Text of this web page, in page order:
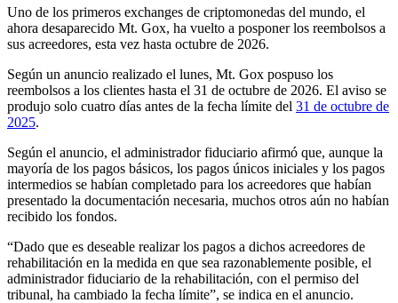
Uno de los primeros exchanges de criptomonedas del mundo, el
ahora desaparecido Mt. Gox, ha vuelto a posponer los reembolsos a
sus acreedores, esta vez hasta octubre de 2026.
Según un anuncio realizado el lunes, Mt. Gox pospuso los
reembolsos a los clientes hasta el 31 de octubre de 2026. El aviso se
produjo solo cuatro días antes de la fecha límite del 31 de octubre de
2025.
Según el anuncio, el administrador fiduciario afirmó que, aunque la
mayoría de los pagos básicos, los pagos únicos iniciales y los pagos
intermedios se habían completado para los acreedores que habían
presentado la documentación necesaria, muchos otros aún no habían
recibido los fondos.
“Dado que es deseable realizar los pagos a dichos acreedores de
rehabilitación en la medida en que sea razonablemente posible, el
administrador fiduciario de la rehabilitación, con el permiso del
tribunal, ha cambiado la fecha límite”, se indica en el anuncio.